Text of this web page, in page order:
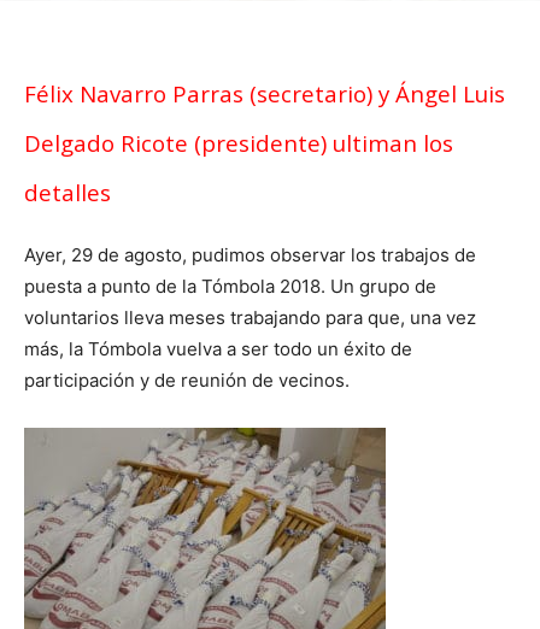
Félix Navarro Parras (secretario) y Ángel Luis
Delgado Ricote (presidente) ultiman los
detalles
Ayer, 29 de agosto, pudimos observar los trabajos de
puesta a punto de la Tómbola 2018. Un grupo de
voluntarios lleva meses trabajando para que, una vez
más, la Tómbola vuelva a ser todo un éxito de
participación y de reunión de vecinos.